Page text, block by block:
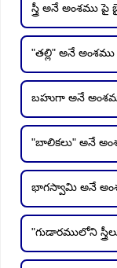
స్త్రీ అనే అంశము పై
"తల్లి" అనే
బహుగా అనే
"బాలికలు" అనే
భాగస్వామి అనే
"గుడారములోని